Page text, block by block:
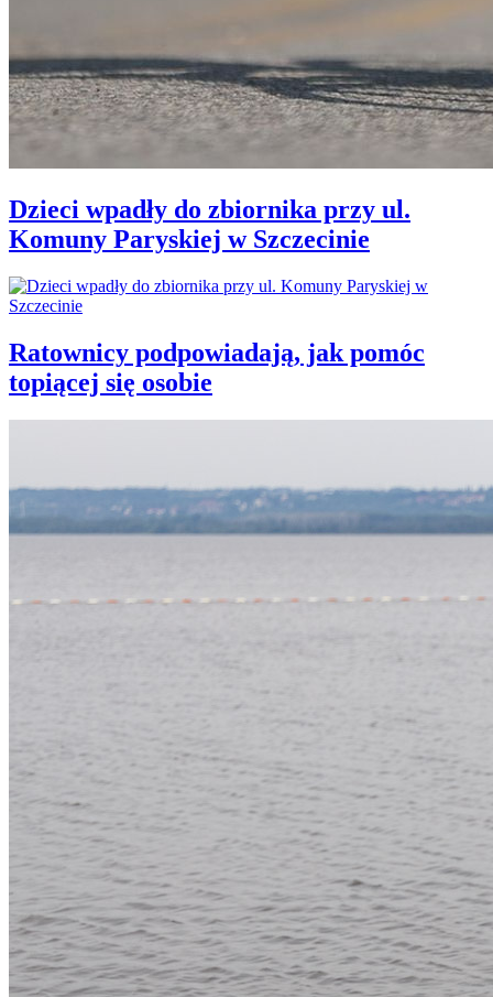
Dzieci wpadły do zbiornika przy ul.
Komuny Paryskiej w Szczecinie
Ratownicy podpowiadają, jak pomóc
topiącej się osobie